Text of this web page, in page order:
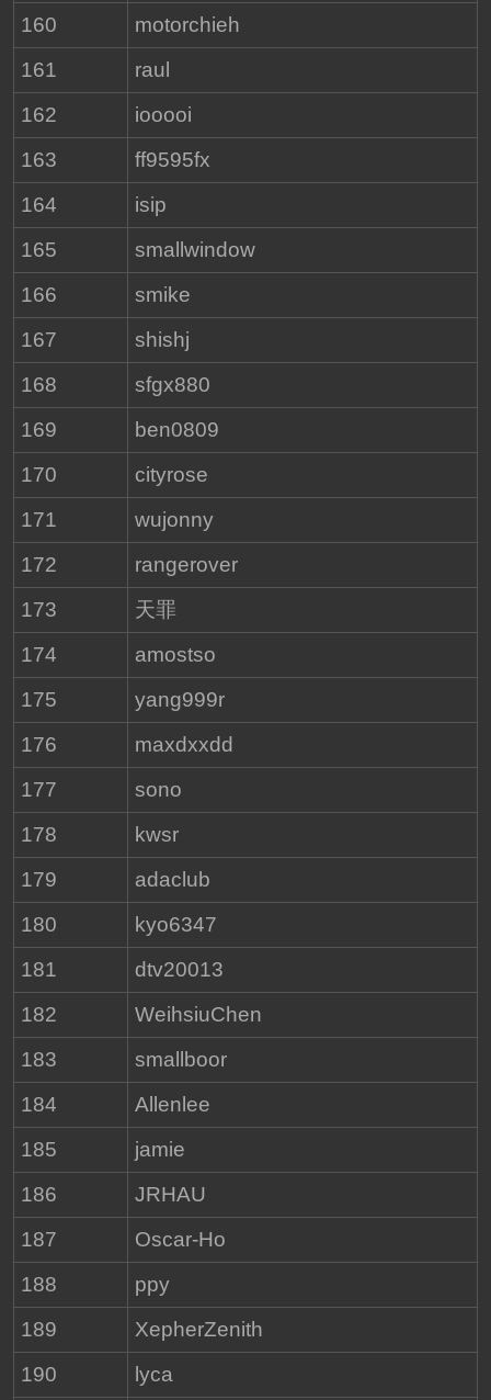
160
motorchieh
161
raul
162
iooooi
163
ff9595fx
164
isip
165
smallwindow
166
smike
167
shishj
168
sfgx880
169
ben0809
170
cityrose
171
wujonny
172
rangerover
173
天罪
174
amostso
175
yang999r
176
maxdxxdd
177
sono
178
kwsr
179
adaclub
180
kyo6347
181
dtv20013
182
WeihsiuChen
183
smallboor
184
Allenlee
185
jamie
186
JRHAU
187
Oscar-Ho
188
ppy
189
XepherZenith
190
lyca